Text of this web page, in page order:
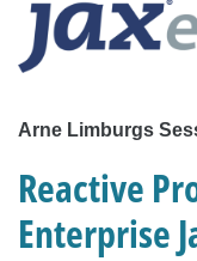
Arne Limburgs
Reactive
Enterprise